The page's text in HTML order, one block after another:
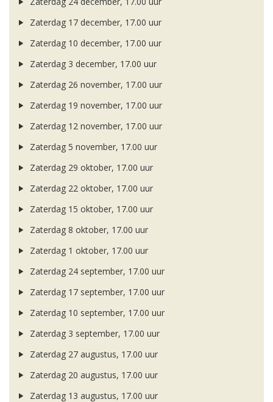
Zaterdag 17 december, 17.00 uur
Zaterdag 10 december, 17.00 uur
Zaterdag 3 december, 17.00 uur
Zaterdag 26 november, 17.00 uur
Zaterdag 19 november, 17.00 uur
Zaterdag 12 november, 17.00 uur
Zaterdag 5 november, 17.00 uur
Zaterdag 29 oktober, 17.00 uur
Zaterdag 22 oktober, 17.00 uur
Zaterdag 15 oktober, 17.00 uur
Zaterdag 8 oktober, 17.00 uur
Zaterdag 1 oktober, 17.00 uur
Zaterdag 24 september, 17.00 uur
Zaterdag 17 september, 17.00 uur
Zaterdag 10 september, 17.00 uur
Zaterdag 3 september, 17.00 uur
Zaterdag 27 augustus, 17.00 uur
Zaterdag 20 augustus, 17.00 uur
Zaterdag 13 augustus, 17.00 uur